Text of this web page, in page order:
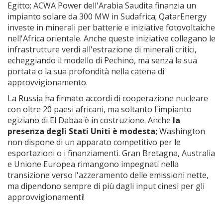
Egitto; ACWA Power dell'Arabia Saudita finanzia un
impianto solare da 300 MW in Sudafrica; QatarEnergy
investe in minerali per batterie e iniziative fotovoltaiche
nell'Africa orientale. Anche queste iniziative collegano le
infrastrutture verdi all'estrazione di minerali critici,
echeggiando il modello di Pechino, ma senza la sua
portata o la sua profondità nella catena di
approvvigionamento.
La Russia ha firmato accordi di cooperazione nucleare
con oltre 20 paesi africani, ma soltanto l'impianto
egiziano di El Dabaa è in costruzione. Anche la
presenza degli Stati Uniti è modesta;Washington
non dispone di un apparato competitivo per le
esportazioni o i finanziamenti. Gran Bretagna, Australia
e Unione Europea rimangono impegnati nella
transizione verso l'azzeramento delle emissioni nette,
ma dipendono sempre di più dagli input cinesi per gli
approvvigionamenti!